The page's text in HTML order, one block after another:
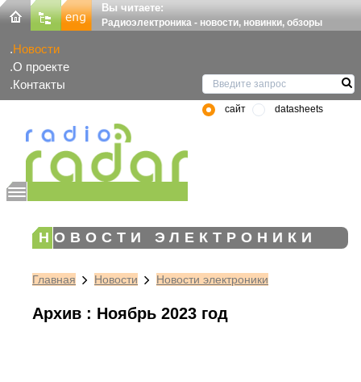
Вы читаете:
Радиоэлектроника - новости, новинки, обзоры
Новости
О проекте
Контакты
сайт datasheets
НОВОСТИ ЭЛЕКТРОНИКИ
Главная Новости Новости электроники
Архив : Ноябрь 2023 год